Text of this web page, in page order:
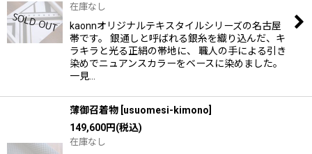
在庫なし
kaonnオリジナルテキスタイルシリーズの名古屋
帯です。 銀通しと呼ばれる銀糸を織り込んだ、キ
ラキラと光る正絹の帯地に、 職人の手による引き
染めでニュアンスカラーをベースに染めました。
一見…
薄御召着物 [usuomesi-kimono]
149,600円(税込)
在庫なし